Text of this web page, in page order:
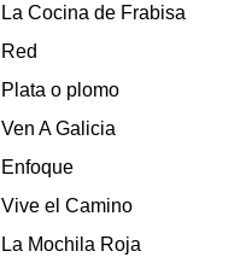
La Cocina de Frabisa
Red
Plata o plomo
Ven A Galicia
Enfoque
Vive el Camino
La Mochila Roja